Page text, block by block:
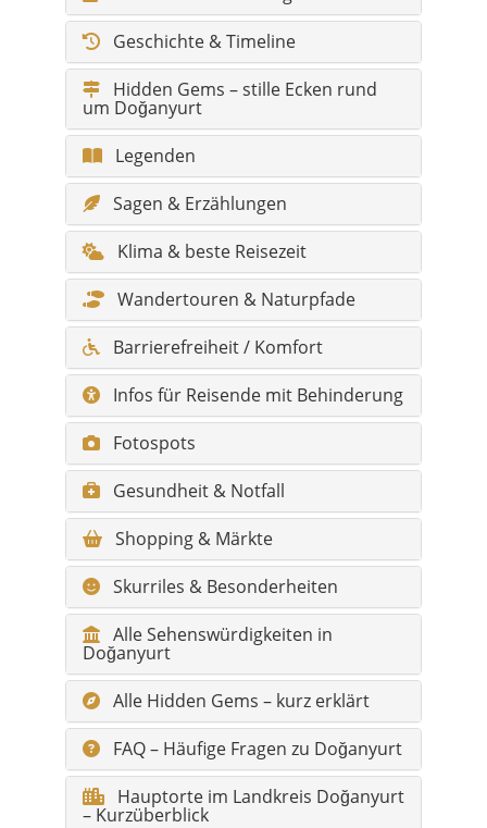
Geschichte & Timeline
Hidden Gems – stille Ecken rund
um Doğanyurt
Legenden
Sagen & Erzählungen
Klima & beste Reisezeit
Wandertouren & Naturpfade
Barrierefreiheit / Komfort
Infos für Reisende mit Behinderung
Fotospots
Gesundheit & Notfall
Shopping & Märkte
Skurriles & Besonderheiten
Alle Sehenswürdigkeiten in
Doğanyurt
Alle Hidden Gems – kurz erklärt
FAQ – Häufige Fragen zu Doğanyurt
Hauptorte im Landkreis Doğanyurt
– Kurzüberblick